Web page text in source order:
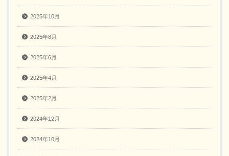
2025年10月
2025年8月
2025年6月
2025年4月
2025年2月
2024年12月
2024年10月